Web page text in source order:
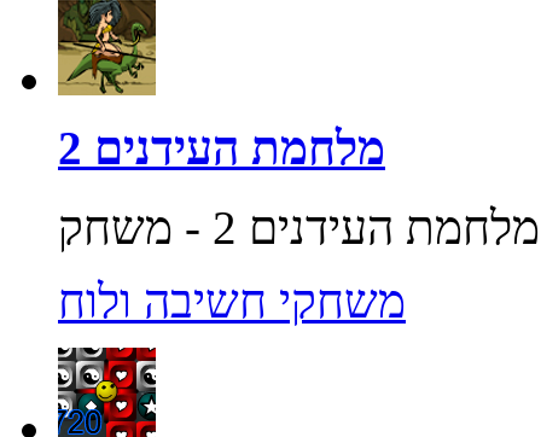
מלחמת העידנים 2
משחקי חשיבה ולוח